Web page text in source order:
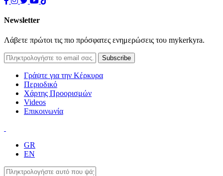
Newsletter
Λάβετε πρώτοι τις πιο πρόσφατες ενημερώσεις του mykerkyra.
Γράψτε για την Κέρκυρα
Περιοδικό
Χάρτης Προορισμών
Videos
Επικοινωνία
GR
EN